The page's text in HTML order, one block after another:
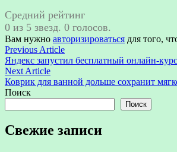
Средний рейтинг
0 из 5 звезд. 0 голосов.
Вам нужно авторизироваться для того,
Навигация
по
записям
Previous ArticlePrevious
article:
Яндекс запустил бесплатный онлайн-
Next ArticleNext
article:
Коврик для ванной дольше сохранит
Поиск
Поиск
Свежие записи